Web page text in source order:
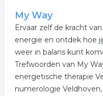
My Way
Ervaar zelf de kracht van
energie en ontdek hoe jij
weer in balans kunt
Trefwoorden van My
energetische therapie
numerologie